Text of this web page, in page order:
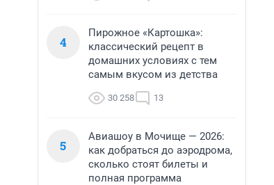
4
Пирожное «Картошка»:
классический рецепт в
домашних условиях с тем
самым вкусом из детства
30 258 13
5
Авиашоу в Мочище — 2026:
как добраться до аэродрома,
сколько стоят билеты и
полная программа